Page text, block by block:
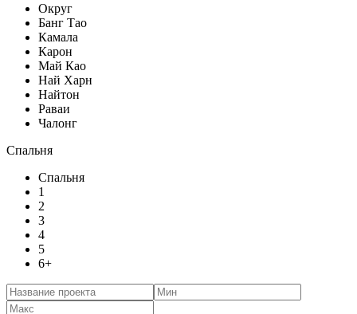
Округ
Банг Тао
Камала
Карон
Май Као
Най Харн
Найтон
Раваи
Чалонг
Спальня
Спальня
1
2
3
4
5
6+